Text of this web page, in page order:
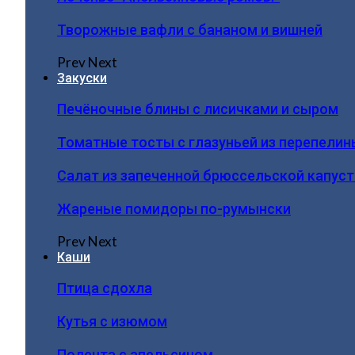
Творожные вафли с бананом и вишней
PrevNext
Закуски
Печёночные блины с лисичками и сыром
Томатные тосты с глазуньей из
Салат из запеченной брюссельской
Жареные помидоры по-румынски
PrevNext
Каши
Птица сдохла
Кутья с изюмом